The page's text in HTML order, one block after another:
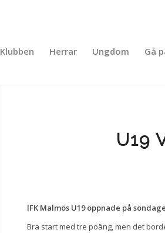
Klubben Herrar Ungdom Gå
U19
IFK Malmös U19 öppnade på
Bra start med tre poäng, men det